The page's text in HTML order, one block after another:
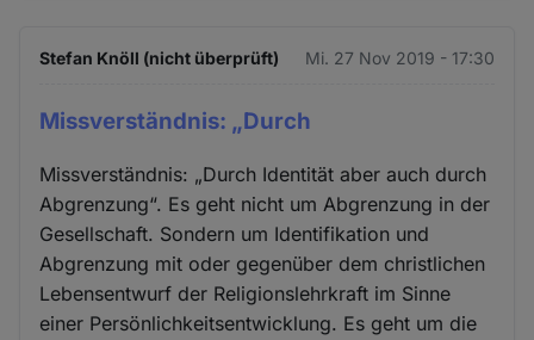
Stefan Knöll (nicht überprüft) Mi. 27 Nov 2019 - 17:30
Missverständnis: „Durch
Missverständnis: „Durch Identität aber auch durch
Abgrenzung“. Es geht nicht um Abgrenzung in der
Gesellschaft. Sondern um Identifikation und
Abgrenzung mit oder gegenüber dem christlichen
Lebensentwurf der Religionslehrkraft im Sinne
einer Persönlichkeitsentwicklung. Es geht um die